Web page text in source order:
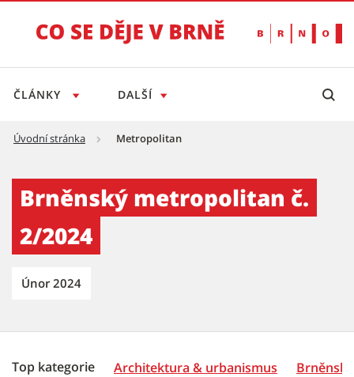
ČLÁNKY DALŠÍ
Úvodní stránka Metropolitan
Brněnský metropolitan č.
2/2024
Únor 2024
Top kategorie Architektura & urbanismus